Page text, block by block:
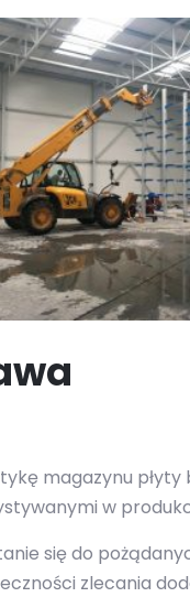
magazynu płyty
w
się do
zlecania